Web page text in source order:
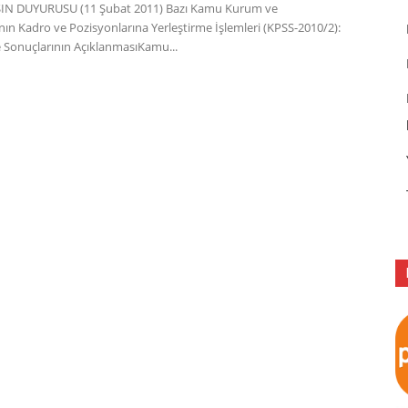
DUYURUSU (11 Şubat 2011) Bazı Kamu Kurum ve
Kadro ve Pozisyonlarına Yerleştirme İşlemleri (KPSS-2010/2):
AçıklanmasıKamu...